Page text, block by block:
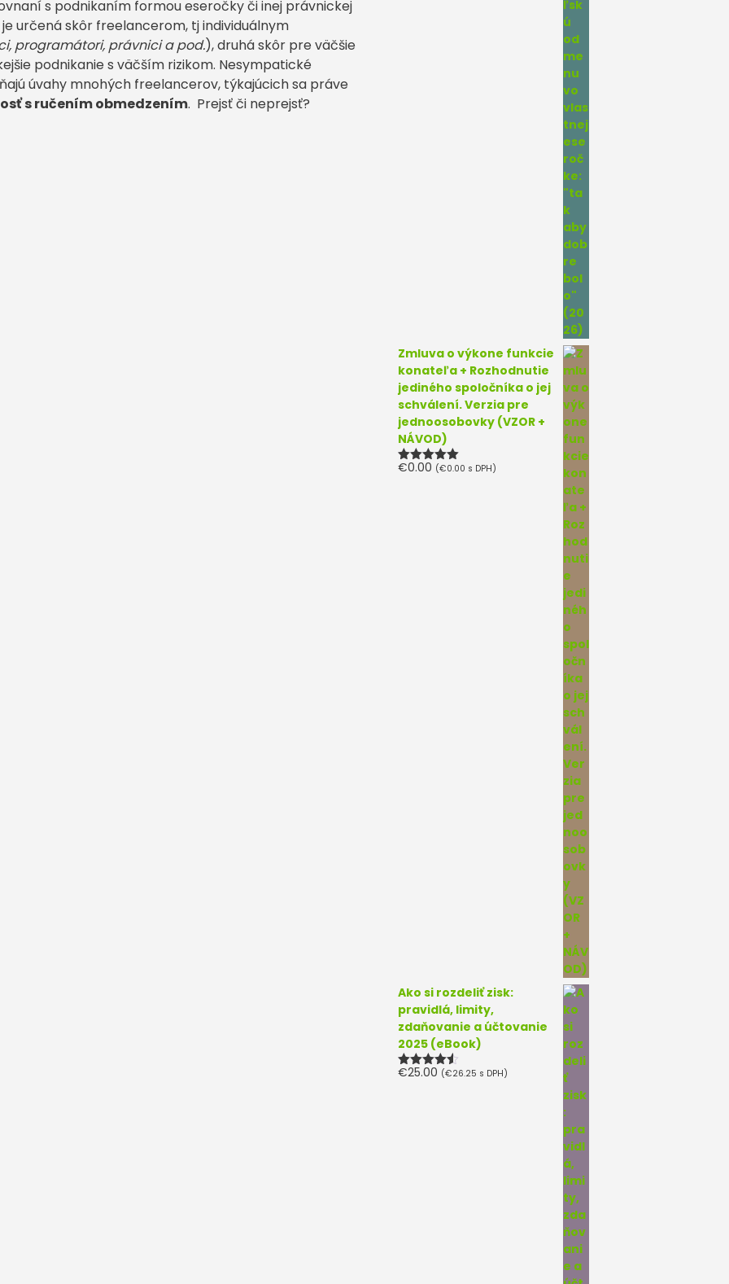
s podnikaním formou eseročky či inej právnickej
je určená skôr freelancerom, tj individuálnym
programátori, právnici a pod.), druhá skôr pre väčšie
podnikanie s väčším rizikom. Nesympatické
úvahy mnohých freelancerov, týkajúcich sa práve
s ručením obmedzením. Prejsť či neprejsť?
Zmluva o výkone funkcie
konateľa + Rozhodnutie
jediného spoločníka o jej
schválení. Verzia pre
jednoosobovky (VZOR +
NÁVOD)
Hodnotenie
€0.00 (€0.00 s DPH)
Ako si rozdeliť zisk:
pravidlá, limity,
zdaňovanie a účtovanie
2025 (eBook)
Hodnotenie
€25.00 (€26.25 s DPH)